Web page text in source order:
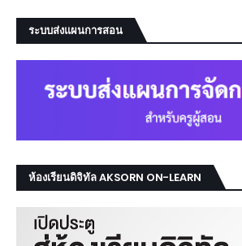
ระบบส่งแผนการสอน
ห้องเรียนดิจิทัล AKSORN ON-LEARN